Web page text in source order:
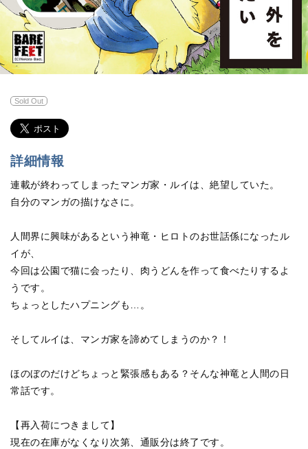
Sold Out
詳細情報
連載が終わってしまったマンガ家・ルイは、絶望していた。
自分のマンガの描けなさに。
人間界に興味があるという神竜・ヒロトのお世話係になったル
イが、
今回は公園で猫に会ったり、肉うどんを作って食べたりするよ
うです。
ちょっとしたハプニングも…。
そしてルイは、マンガ家を諦めてしまうのか？！
ほのぼのだけどちょっと緊張感もある？そんな神竜と人間の日
常話です。
【再入荷につきまして】
現在の在庫がなくなり次第、通販分は終了です。